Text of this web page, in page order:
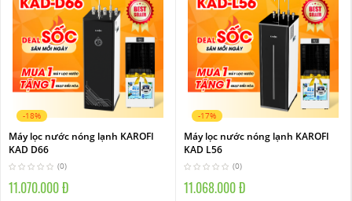
-18%
Máy lọc nước nóng lạnh KAROFI
KAD D66
(0)
11.070.000 Đ
-17%
Máy lọc nước nóng lạnh KAROFI
KAD L56
(0)
11.068.000 Đ